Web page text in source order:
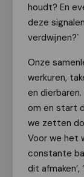
houdt? En
deze
verdwijnen?`
Onze
werkuren,
en
om en start
we zetten
Voor we het
constante
dit afmaken’,